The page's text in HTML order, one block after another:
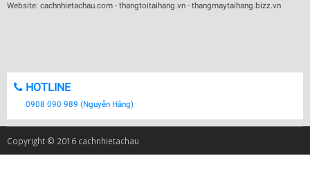
Website: cachnhietachau.com - thangtoitaihang.vn - thangmaytaihang.bizz.vn
HOTLINE
0908 090 989 (Nguyễn Hằng)
Copyright © 2016 cachnhietachau